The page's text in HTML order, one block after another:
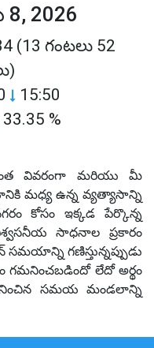
8, 2026
(13 గంటలు 52
15:50
33.35 %
వివరంగా మరియు మీ
మధ్య ఉన్న వ్యత్యాసాన్ని
కోసం ఇక్కడ పేర్కొన్న
సాధనాల ప్రకారం
సమయాన్ని గణిస్తున్నప్పుడు
లేదో అర్థం
సమయ మండలాన్ని